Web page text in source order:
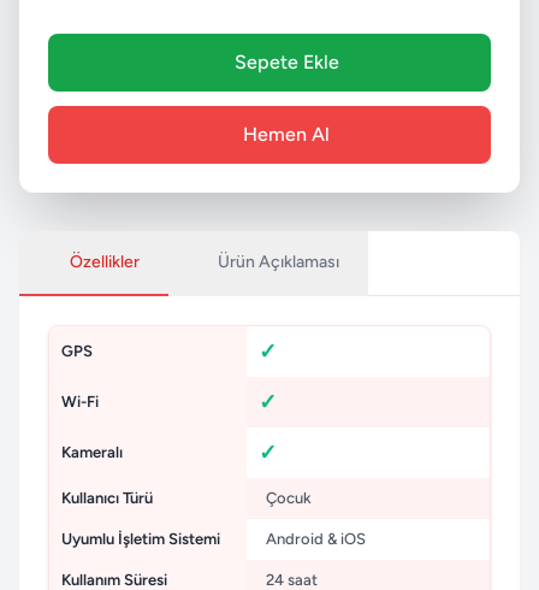
Sepete Ekle
Hemen Al
Özellikler Ürün Açıklaması
GPS
Wi-Fi
Kameralı
Kullanıcı Türü Çocuk
Uyumlu İşletim Sistemi Android & iOS
Kullanım Süresi 24 saat